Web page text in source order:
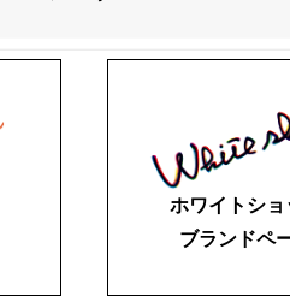
ホワイトショ
ブランドペ